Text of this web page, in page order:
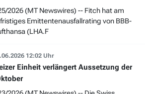
2026 (MT Newswires) -- Fitch hat am
Emittentenausfallrating von BBB-
(LHA.F
12:02 Uhr
Einheit verlängert Aussetzung der